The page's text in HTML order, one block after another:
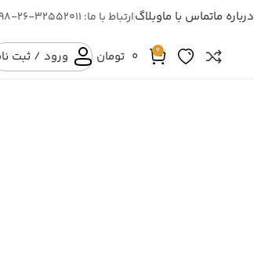
درباره ماتماس با ماوبلاگارتباط با ما: 32552011-26-098
0
0 تومان ورود / ثبت